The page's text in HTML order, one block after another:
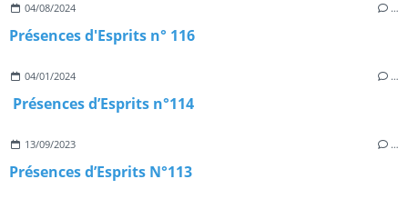
04/08/2024 …
Présences d'Esprits n° 116
04/01/2024 …
Présences d’Esprits n°114
13/09/2023 …
Présences d’Esprits N°113